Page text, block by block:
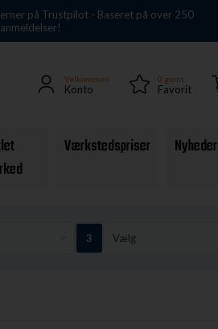
på Trustpilot - Baseret på over 250
Velkommen
Konto
0 gemt
Favorit
Værkstedspriser Nyheder